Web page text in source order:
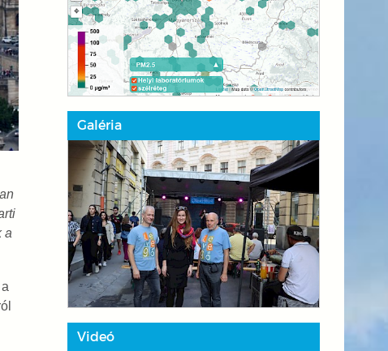
a
Galéria
Videó